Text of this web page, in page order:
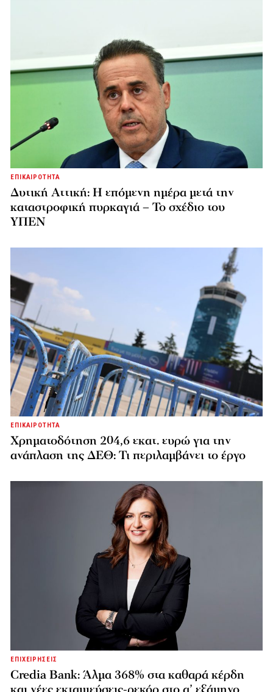
ΕΠΙΚΑΙΡΟΤΗΤΑ
Δυτική Αττική: Η επόμενη ημέρα μετά την
καταστροφική πυρκαγιά – Το σχέδιο του
ΥΠΕΝ
ΕΠΙΚΑΙΡΟΤΗΤΑ
Χρηματοδότηση 204,6 εκατ. ευρώ για την
ανάπλαση της ΔΕΘ: Τι περιλαμβάνει το έργο
ΕΠΙΧΕΙΡΗΣΕΙΣ
Credia Bank: Άλμα 368% στα καθαρά κέρδη